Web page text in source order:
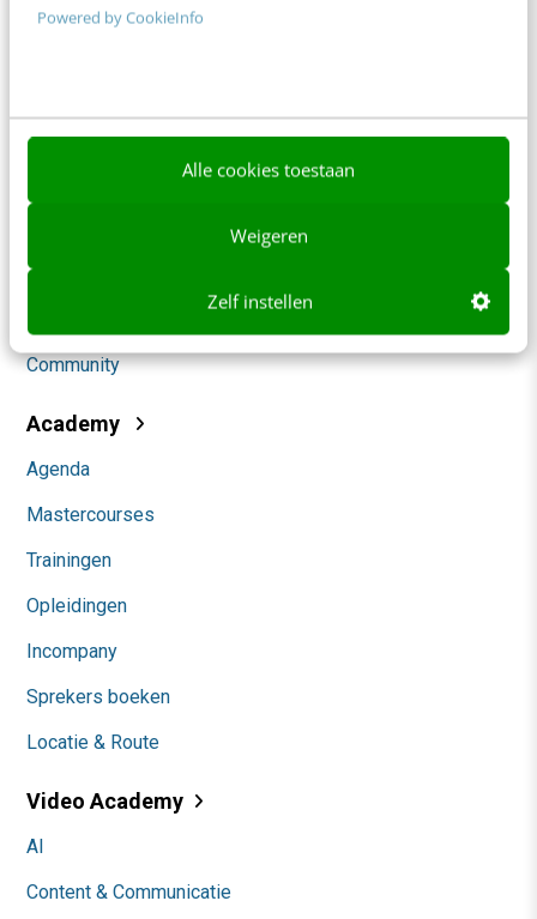
Powered by CookieInfo
Alle cookies toestaan
Weigeren
Zelf instellen
Content & Communicatie
Social
Community
Academy
Agenda
Mastercourses
Trainingen
Opleidingen
Incompany
Sprekers boeken
Locatie & Route
Video Academy
AI
Content & Communicatie